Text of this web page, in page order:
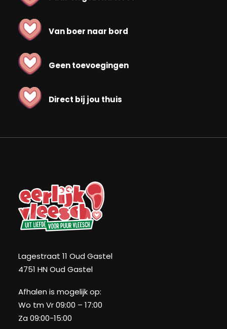
Van boer naar bord
Geen toevoegingen
Direct bij jou thuis
Lagestraat 11 Oud Gastel
4751 HN Oud Gastel
Afhalen is mogelijk op:
Wo tm Vr 09:00 – 17:00
Za 09:00-15:00